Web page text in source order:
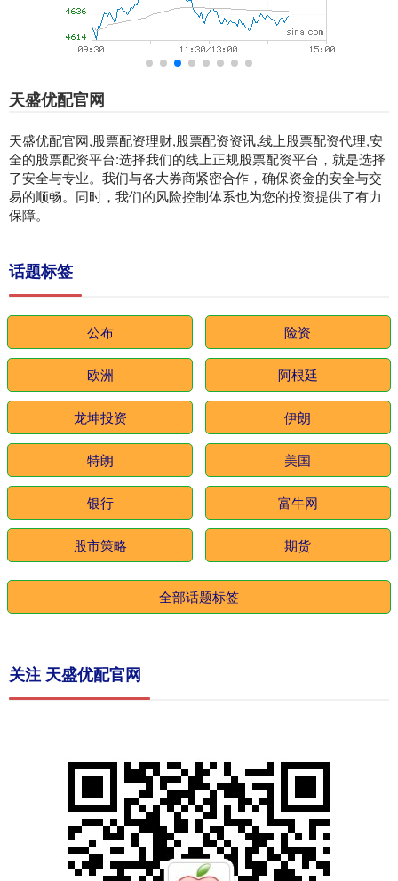
天盛优配官网
天盛优配官网,股票配资理财,股票配资资讯,线上股票配资代理,安
全的股票配资平台:选择我们的线上正规股票配资平台，就是选择
了安全与专业。我们与各大券商紧密合作，确保资金的安全与交
易的顺畅。同时，我们的风险控制体系也为您的投资提供了有力
保障。
话题标签
公布 险资
欧洲 阿根廷
龙坤投资 伊朗
特朗 美国
银行 富牛网
股市策略 期货
全部话题标签
关注 天盛优配官网